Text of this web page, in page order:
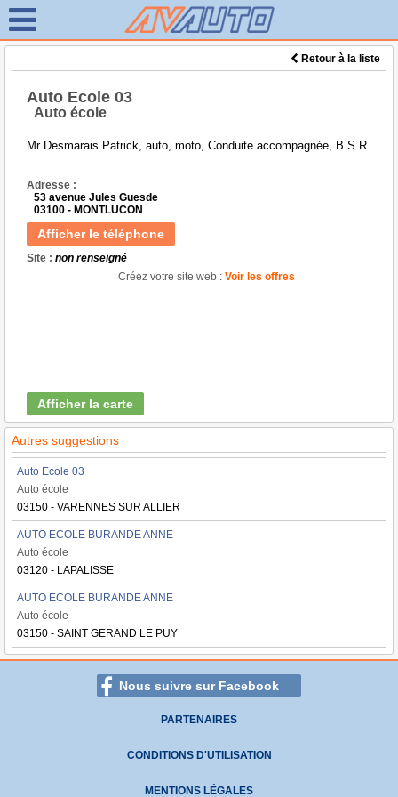
Retour à la liste
Auto Ecole 03
Auto école
Mr Desmarais Patrick, auto, moto, Conduite accompagnée, B.S.R.
Adresse :
53 avenue Jules Guesde
03100 - MONTLUCON
Afficher le téléphone
Site : non renseigné
Créez votre site web : Voir les offres
Afficher la carte
Autres suggestions
Auto Ecole 03
Auto école
03150 - VARENNES SUR ALLIER
AUTO ECOLE BURANDE ANNE
Auto école
03120 - LAPALISSE
AUTO ECOLE BURANDE ANNE
Auto école
03150 - SAINT GERAND LE PUY
Nous suivre sur Facebook
PARTENAIRES
CONDITIONS D'UTILISATION
MENTIONS LÉGALES